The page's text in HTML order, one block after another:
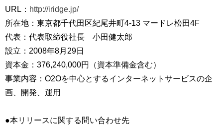
URL： http://iridge.jp/
所在地：東京都千代田区紀尾井町4-13 マードレ松田4F
代表：代表取締役社長 小田健太郎
設立：2008年8月29日
資本金：376,240,000円（資本準備金含む）
事業内容：O2Oを中心とするインターネットサービスの企
画、開発、運用
●本リリースに関する問い合わせ先